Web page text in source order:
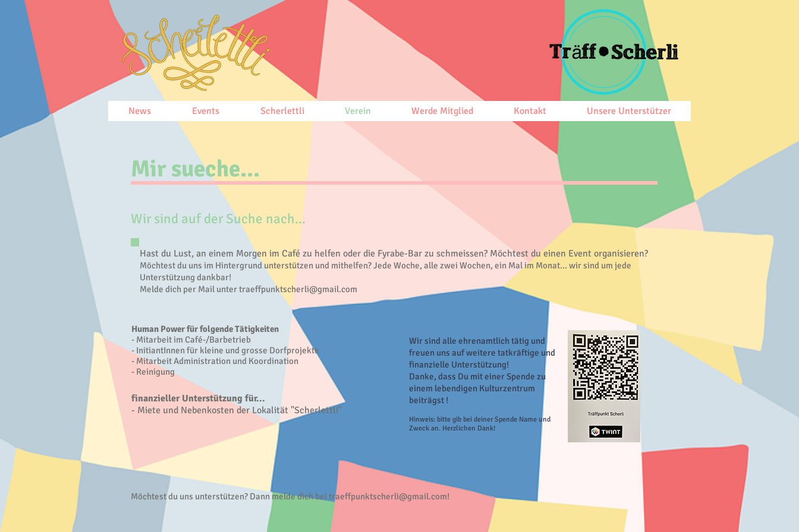
News Events Scherlettli Verein Werde Mitglied Kontakt Unsere Unterstützer
Mir sueche...
Wir sind auf der Suche nach...
Hast du Lust, an einem Morgen im Café zu helfen oder die Fyrabe-Bar zu schmeissen? Möchtest du einen Event organisieren?
Möchtest du uns im Hintergrund unterstützen und mithelfen? Jede Woche, alle zwei Wochen, ein Mal im Monat... wir sind um jede
Unterstützung dankbar!
Melde dich per Mail untertraeffpunktscherli@gmail.com
Human Power für folgende Tätigkeiten
- Mitarbeit im Café-/Barbetrieb
- InitiantInnen für kleine und grosse Dorfprojekte
- Mitarbeit Administration und Koordination
- Reinigung
Wir sind alle ehrenamtlich tätig und
freuen uns auf weitere tatkräftige und
finanzielle Unterstützung!
Danke, dass Du mit einer Spende zu
einem lebendigen Kulturzentrum
beiträgst !
Hinweis: bitte gib bei deiner Spende Name und
Zweck an. Herzlichen Dank!
finanzieller Unterstützung für...
- Miete und Nebenkosten der Lokalität "Scherlettli"
Möchtest du uns unterstützen? Dann melde dich bei traeffpunktscherli@gmail.com​!